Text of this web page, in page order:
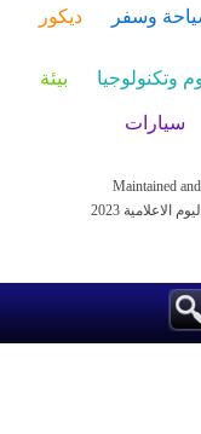
وسفر ديكور
وتكنولوجيا بيئة
سيارات
Maintained